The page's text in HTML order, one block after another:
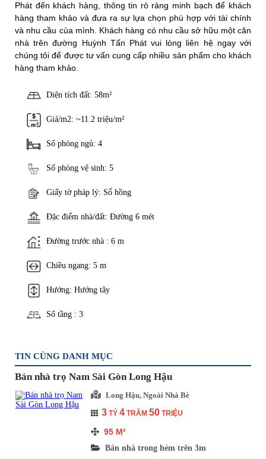
Phát đến khách hàng, thông tin rỏ ràng minh bạch để khách
hàng tham khảo và đưa ra sự lựa chọn phù hợp với tài chính
và nhu cầu của mình. Khách hàng có nhu cầu sở hữu một căn
nhà trên đường Huỳnh Tấn Phát vui lòng liên hệ ngay với
chúng tôi để được tư vấn cung cấp nhiều sản phẩm cho khách
hàng tham khảo.
Diện tích đất: 58m²
Giá/m2: ~11.2 triệu/m²
Số phòng ngủ: 4
Số phòng vệ sinh: 5
Giấy tờ pháp lý: Sổ hồng
Đặc điểm nhà/đất: Đường 6 mét
Đường trước nhà : 6 m
Chiều ngang: 5 m
Hướng: Hướng tây
Số tầng : 3
TIN CÙNG DANH MỤC
Bán nhà trọ Nam Sài Gòn Long Hậu
Long Hậu, Ngoài Nhà Bè
3 TỶ4 TRĂM50 TRIỆU
95 M²
Bán nhà trong hẻm trên 3m